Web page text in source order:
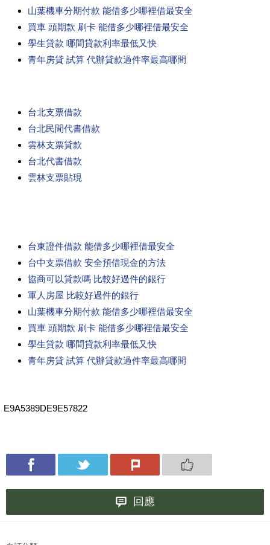
山葉機車分期付款 能借多少哪裡借最安全
買車 頭期款 刷卡 能借多少哪裡借最安全
學生貸款 哪間貸款利率最低又快
青年房貸 試算 代辦貸款過件率最高哪間
台北支票借款
台北民間代書借款
雲林支票貸款
台北代書借款
雲林支票貼現
台東證件借款 能借多少哪裡借最安全
台中支票借款 安全預借現金的方法
協商可以貸款嗎 比較好過件的銀行
軍人房屋 比較好過件的銀行
山葉機車分期付款 能借多少哪裡借最安全
買車 頭期款 刷卡 能借多少哪裡借最安全
學生貸款 哪間貸款利率最低又快
青年房貸 試算 代辦貸款過件率最高哪間
E9A5389DE9E57822
回應